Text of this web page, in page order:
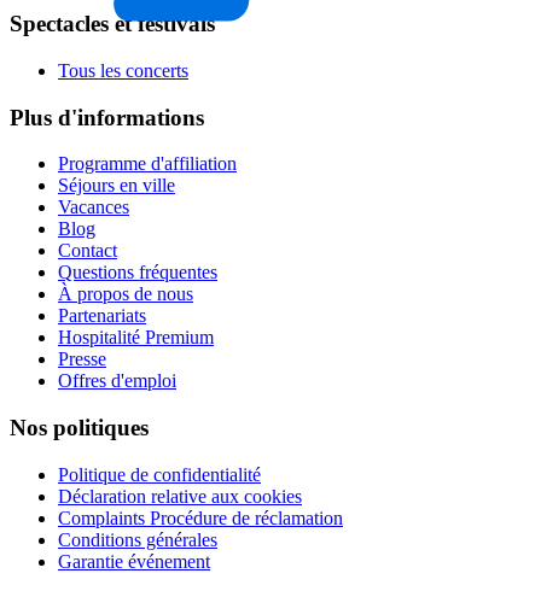
Spectacles et festivals
Tous les concerts
Plus d'informations
Programme d'affiliation
Séjours en ville
Vacances
Blog
Contact
Questions fréquentes
À propos de nous
Partenariats
Hospitalité Premium
Presse
Offres d'emploi
Nos politiques
Politique de confidentialité
Déclaration relative aux cookies
Complaints Procédure de réclamation
Conditions générales
Garantie événement